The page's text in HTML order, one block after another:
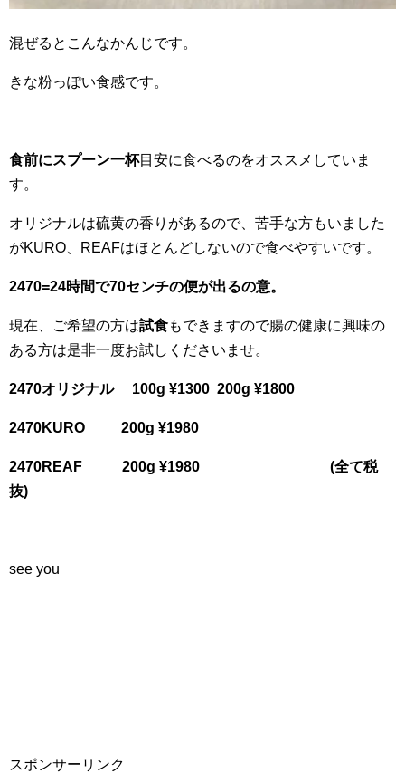
混ぜるとこんなかんじです。
きな粉っぽい食感です。
食前にスプーン一杯目安に食べるのをオススメしていま
す。
オリジナルは硫黄の香りがあるので、苦手な方もいました
がKURO、REAFはほとんどしないので食べやすいです。
2470=24時間で70センチの便が出るの意。
現在、ご希望の方は試食もできますので腸の健康に興味の
ある方は是非一度お試しくださいませ。
2470オリジナル 100g ¥1300 200g ¥1800
2470KURO 200g ¥1980
2470REAF 200g ¥1980 (全て税
抜)
see you
スポンサーリンク